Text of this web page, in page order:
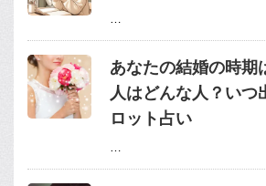
…
あなたの結婚の時期
人はどんな人？いつ
ロット占い
…